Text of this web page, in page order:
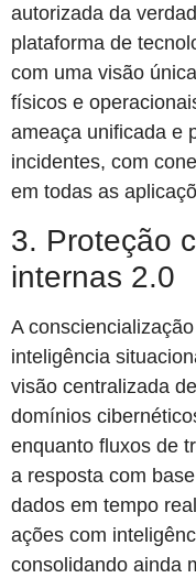
autorizada da
plataforma de
com uma visão
físicos e
ameaça unificada e
incidentes, com
em todas as
3. Proteção
internas 2.0
A
inteligência
visão centralizada
domínios
enquanto fluxos de
a resposta com
dados em tempo
ações com
consolidando ainda